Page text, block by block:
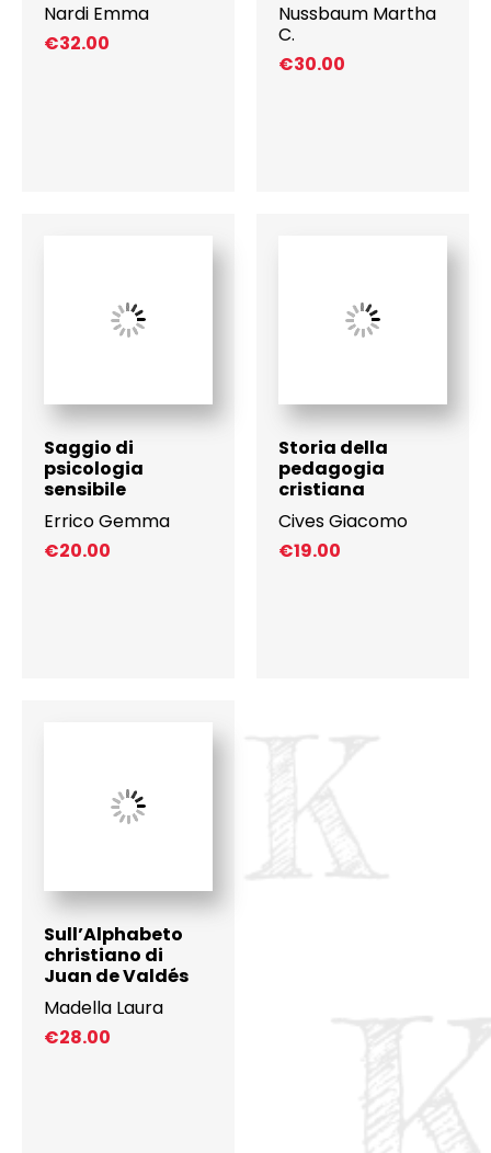
Nardi Emma
€32.00
Nussbaum Martha
C.
€30.00
Saggio di
psicologia
sensibile
Errico Gemma
€20.00
Storia della
pedagogia
cristiana
Cives Giacomo
€19.00
Sull’Alphabeto
christiano di
Juan de Valdés
Madella Laura
€28.00